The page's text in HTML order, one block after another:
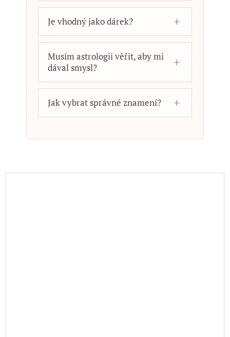
Je vhodný jako dárek?
Musím astrologii věřit, aby mi
dával smysl?
Jak vybrat správné znamení?